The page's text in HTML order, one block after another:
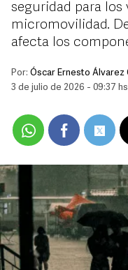
seguridad para los
micromovilidad.
afecta los
Por: Óscar Ernesto Álvarez
3 de julio de 2026 - 09:37 hs